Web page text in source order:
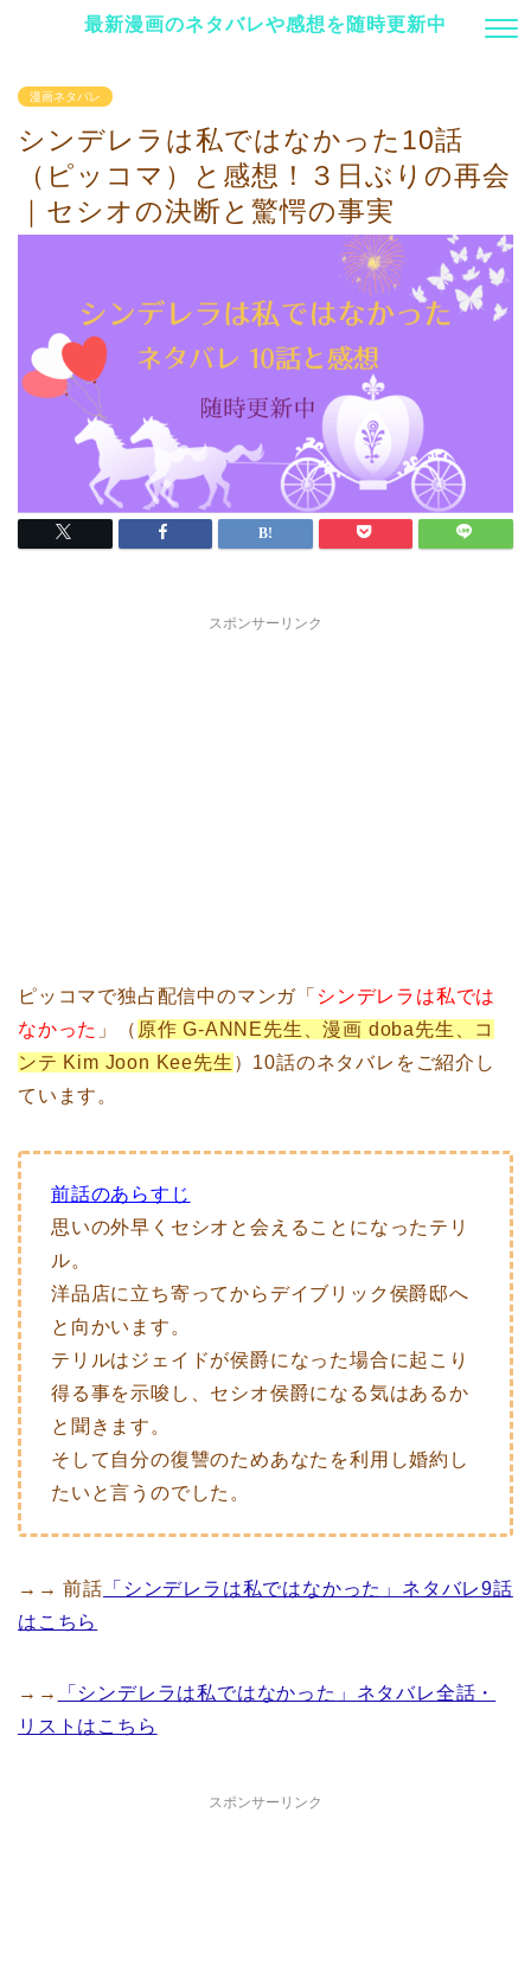
最新漫画のネタバレや感想を随時更新中
漫画ネタバレ
シンデレラは私ではなかった10話
（ピッコマ）と感想！３日ぶりの再会
｜セシオの決断と驚愕の事実
スポンサーリンク
ピッコマで独占配信中のマンガ「 シンデレラは私では
なかった 」（ 原作 G-ANNE先生、漫画 doba先生、コ
ンテ Kim Joon Kee先生 ）10話のネタバレをご紹介し
ています。
前話のあらすじ
思いの外早くセシオと会えることになったテリ
ル。
洋品店に立ち寄ってからデイブリック侯爵邸へ
と向かいます。
テリルはジェイドが侯爵になった場合に起こり
得る事を示唆し、セシオ侯爵になる気はあるか
と聞きます。
そして自分の復讐のためあなたを利用し婚約し
たいと言うのでした。
→→ 前話 「シンデレラは私ではなかった」ネタバレ9話
はこちら
→→
「シンデレラは私ではなかった」ネタバレ全話・
リストはこちら
スポンサーリンク